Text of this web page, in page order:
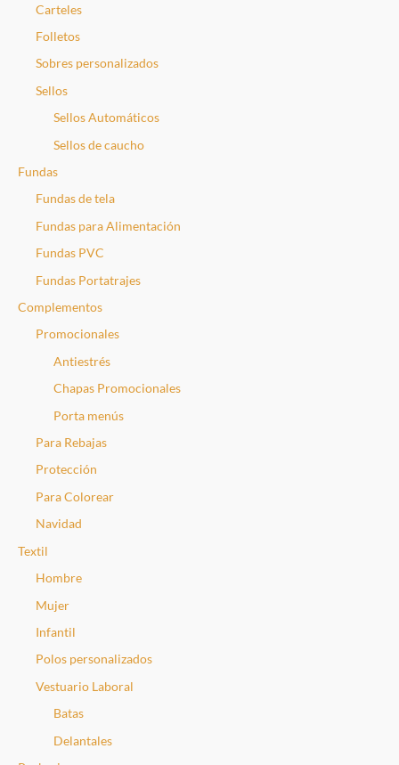
Carteles
Folletos
Sobres personalizados
Sellos
Sellos Automáticos
Sellos de caucho
Fundas
Fundas de tela
Fundas para Alimentación
Fundas PVC
Fundas Portatrajes
Complementos
Promocionales
Antiestrés
Chapas Promocionales
Porta menús
Para Rebajas
Protección
Para Colorear
Navidad
Textil
Hombre
Mujer
Infantil
Polos personalizados
Vestuario Laboral
Batas
Delantales